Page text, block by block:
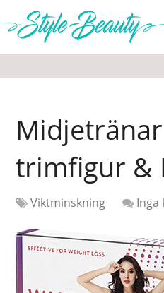
trimfigur &
Viktminskning
Inga